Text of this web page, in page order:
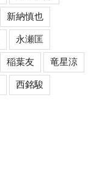
新納慎也
永瀬匡
稲葉友 竜星涼
西銘駿